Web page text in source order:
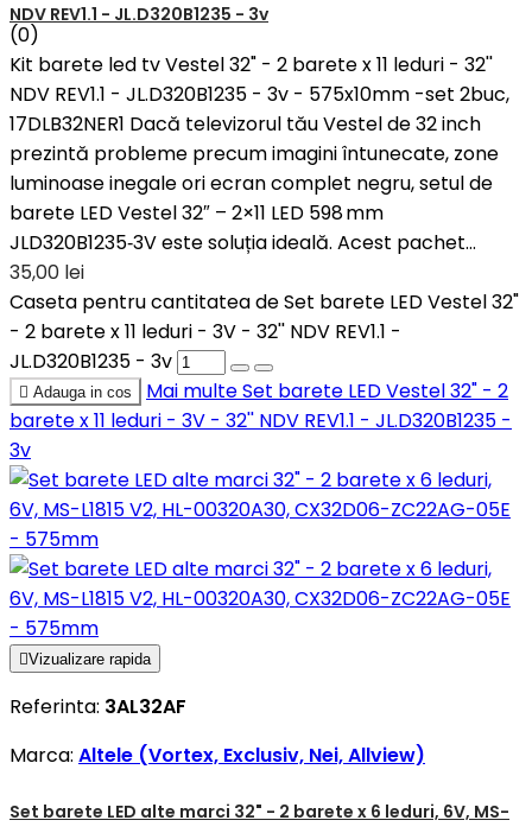
NDV REV1.1 - JL.D320B1235 - 3v
(0)
Kit barete led tv Vestel 32" - 2 barete x 11 leduri - 32''
NDV REV1.1 - JL.D320B1235 - 3v - 575x10mm -set 2buc,
17DLB32NER1 Dacă televizorul tău Vestel de 32 inch
prezintă probleme precum imagini întunecate, zone
luminoase inegale ori ecran complet negru, setul de
barete LED Vestel 32″ – 2×11 LED 598 mm
JLD320B1235‑3V este soluția ideală. Acest pachet...
35,00 lei
Caseta pentru cantitatea de Set barete LED Vestel 32"
- 2 barete x 11 leduri - 3V - 32'' NDV REV1.1 -
JL.D320B1235 - 3v
 Adauga in cos Mai multeSet barete LED Vestel 32" - 2
barete x 11 leduri - 3V - 32'' NDV REV1.1 - JL.D320B1235 -
3v
Vizualizare rapida
Referinta: 3AL32AF
Marca: Altele (Vortex, Exclusiv, Nei, Allview)
Set barete LED alte marci 32" - 2 barete x 6 leduri, 6V, MS-